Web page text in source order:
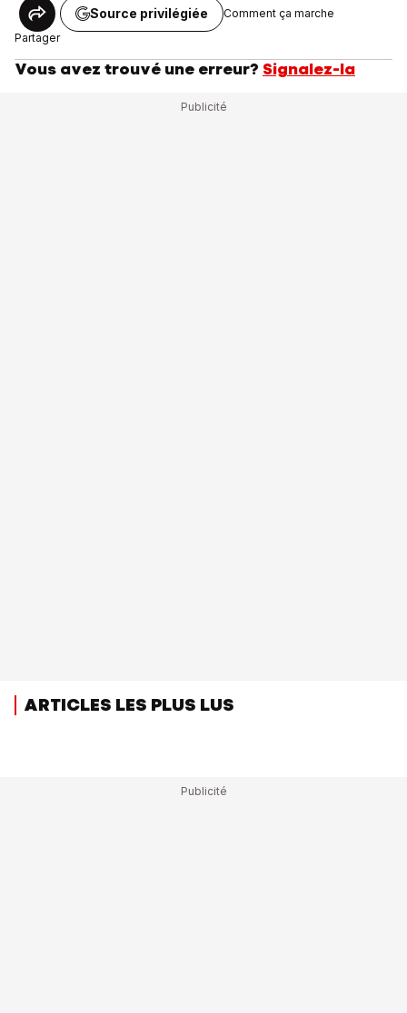
Partager
Source privilégiée Comment ça marche
Vous avez trouvé une erreur? Signalez-la
ARTICLES LES PLUS LUS